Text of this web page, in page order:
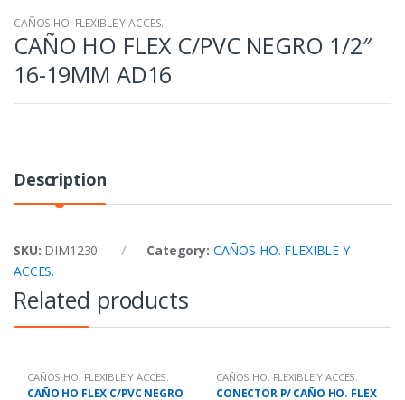
CAÑOS HO. FLEXIBLE Y ACCES.
CAÑO HO FLEX C/PVC NEGRO 1/2″
16-19MM AD16
Description
SKU: DIM1230 Category: CAÑOS HO. FLEXIBLE Y
ACCES.
Related products
CAÑOS HO. FLEXIBLE Y ACCES.
CAÑO HO FLEX C/PVC NEGRO
CAÑOS HO. FLEXIBLE Y ACCES.
CONECTOR P/ CAÑO HO. FLEX